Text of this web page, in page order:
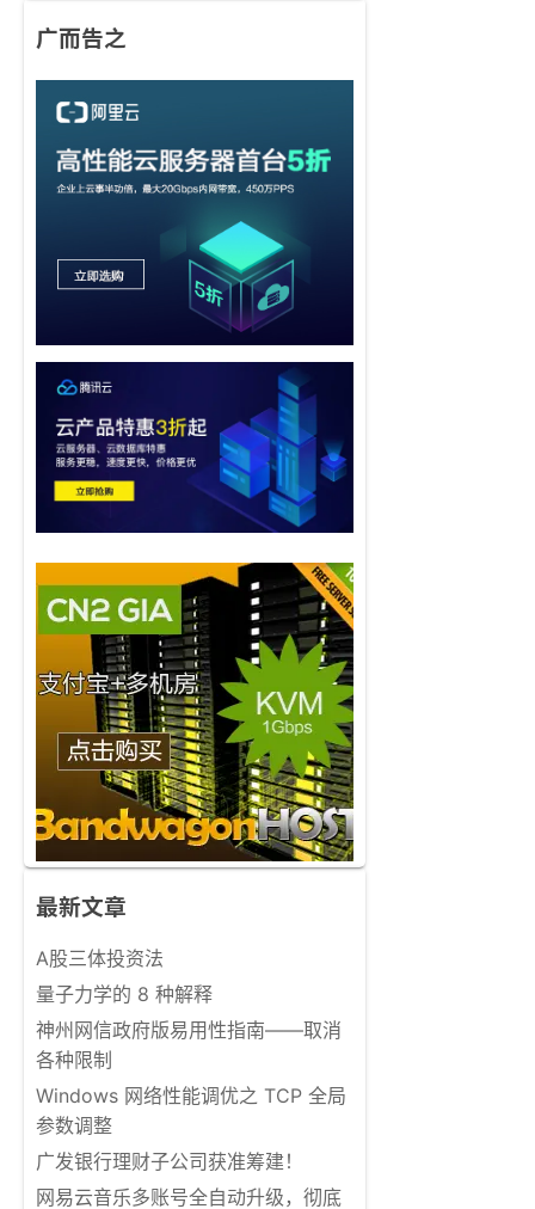
广而告之
最新文章
A股三体投资法
量子力学的 8 种解释
神州网信政府版易用性指南——取消
各种限制
Windows 网络性能调优之 TCP 全局
参数调整
广发银行理财子公司获准筹建！
网易云音乐多账号全自动升级，彻底